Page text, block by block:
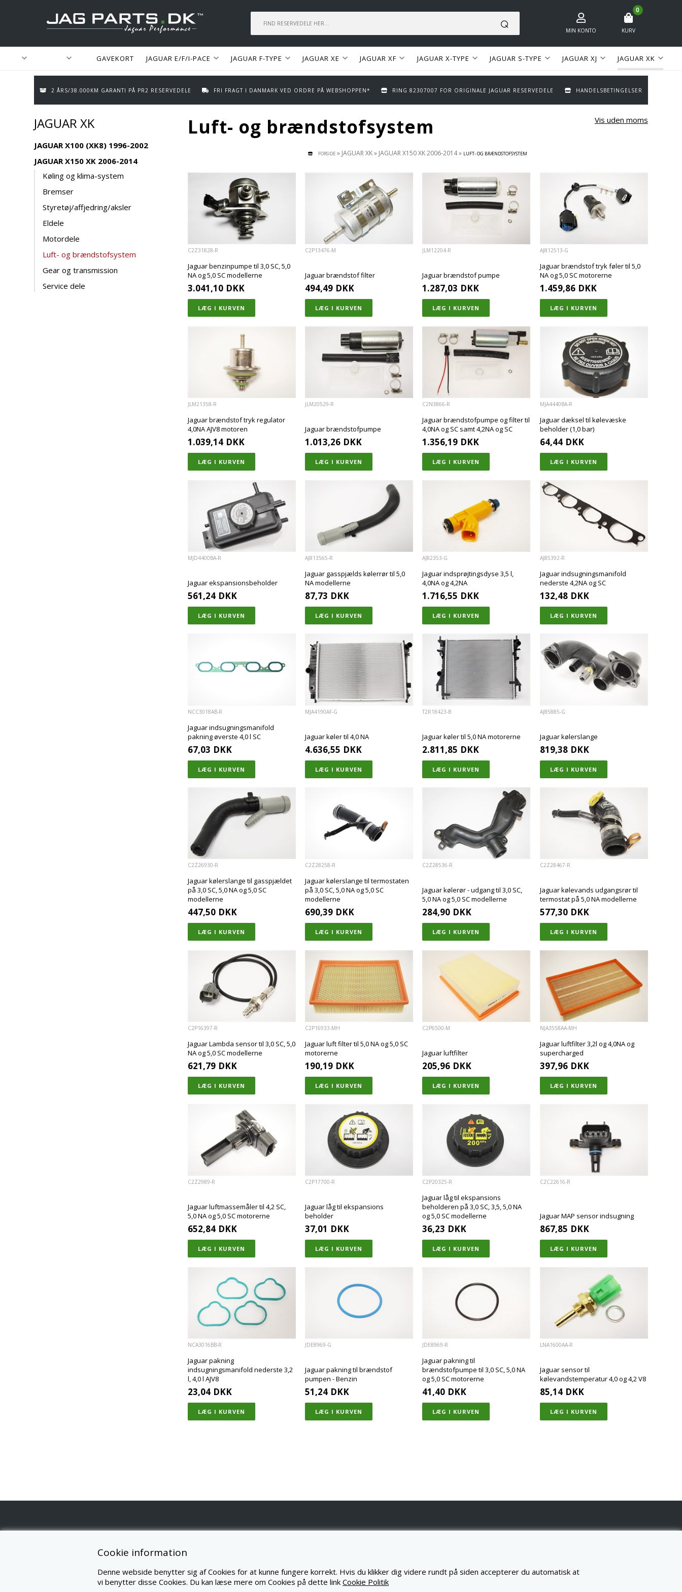
Cookie information
Denne webside benytter sig af Cookies for at kunne fungere korrekt. Hvis du klikker dig videre rundt på siden accepterer du automatisk at
vi benytter disse Cookies. Du kan læse mere om Cookies på dette link Cookie Politik
MIN KONTO
0
KURV
GAVEKORT JAGUAR E/F/I-PACE JAGUAR F-TYPE JAGUAR XE JAGUAR XF JAGUAR X-TYPE JAGUAR S-TYPE JAGUAR XJ JAGUAR XK
2 ÅRS/38.000KM GARANTI PÅ PR2 RESERVEDELE FRI FRAGT I DANMARK VED ORDRE PÅ WEBSHOPPEN* RING 82307007 FOR ORIGINALE JAGUAR RESERVEDELE HANDELSBETINGELSER
JAGUAR XK
JAGUAR X100 (XK8) 1996-2002
JAGUAR X150 XK 2006-2014
Køling og klima-system
Bremser
Styretøj/affjedring/aksler
Eldele
Motordele
Luft- og brændstofsystem
Gear og transmission
Service dele
Luft- og brændstofsystem
FORSIDE » JAGUAR XK» JAGUAR X150 XK 2006-2014» LUFT- OG BRÆNDSTOFSYSTEM
Vis uden moms
C2Z31828-R
Jaguar benzinpumpe til 3,0 SC, 5,0
NA og 5,0 SC modellerne
3.041,10 DKK
C2P13476-M
Jaguar brændstof filter
494,49 DKK
JLM12204-R
Jaguar brændstof pumpe
1.287,03 DKK
AJ812513-G
Jaguar brændstof tryk føler til 5,0
NA og 5,0 SC motorerne
1.459,86 DKK
JLM21358-R
Jaguar brændstof tryk regulator
4,0NA AJV8 motoren
1.039,14 DKK
JLM20529-R
Jaguar brændstofpumpe
1.013,26 DKK
C2N3866-R
Jaguar brændstofpumpe og filter til
4,0NA og SC samt 4,2NA og SC
1.356,19 DKK
MJA4440BA-R
Jaguar dæksel til kølevæske
beholder (1,0 bar)
64,44 DKK
MJD4400BA-R
Jaguar ekspansionsbeholder
561,24 DKK
AJ813565-R
Jaguar gasspjælds kølerrør til 5,0
NA modellerne
87,73 DKK
AJ82353-G
Jaguar indsprøjtingsdyse 3,5 l,
4,0NA og 4,2NA
1.716,55 DKK
AJ85392-R
Jaguar indsugningsmanifold
nederste 4,2NA og SC
132,48 DKK
NCC3018AB-R
Jaguar indsugningsmanifold
pakning øverste 4,0 l SC
67,03 DKK
MJA4190AF-G
Jaguar køler til 4,0 NA
4.636,55 DKK
T2R18423-B
Jaguar køler til 5,0 NA motorerne
2.811,85 DKK
AJ85885-G
Jaguar kølerslange
819,38 DKK
C2Z26930-R
Jaguar kølerslange til gasspjældet
på 3,0 SC, 5,0 NA og 5,0 SC
modellerne
447,50 DKK
C2Z28258-R
Jaguar kølerslange til termostaten
på 3,0 SC, 5,0 NA og 5,0 SC
modellerne
690,39 DKK
C2Z28536-R
Jaguar kølerør - udgang til 3,0 SC,
5,0 NA og 5,0 SC modellerne
284,90 DKK
C2Z28467-R
Jaguar kølevands udgangsrør til
termostat på 5,0 NA modellerne
577,30 DKK
C2P16397-R
Jaguar Lambda sensor til 3,0 SC, 5,0
NA og 5,0 SC modellerne
621,79 DKK
C2P16933-MH
Jaguar luft filter til 5,0 NA og 5,0 SC
motorerne
190,19 DKK
C2P6500-M
Jaguar luftfilter
205,96 DKK
NJA3558AA-MH
Jaguar luftfilter 3,2l og 4,0NA og
supercharged
397,96 DKK
C2Z2989-R
Jaguar luftmassemåler til 4,2 SC,
5,0 NA og 5,0 SC motorerne
652,84 DKK
C2P17700-R
Jaguar låg til ekspansions
beholder
37,01 DKK
C2P20325-R
Jaguar låg til ekspansions
beholderen på 3,0 SC, 3,5, 5,0 NA
og 5,0 SC modellerne
36,23 DKK
C2C22616-R
Jaguar MAP sensor indsugning
867,85 DKK
NCA3016BB-R
Jaguar pakning
indsugningsmanifold nederste 3,2
l, 4,0 l AJV8
23,04 DKK
JDE8969-G
Jaguar pakning til brændstof
pumpen - Benzin
51,24 DKK
JDE8969-R
Jaguar pakning til
brændstofpumpe til 3,0 SC, 5,0 NA
og 5,0 SC motorerne
41,40 DKK
LNA1600AA-R
Jaguar sensor til
kølevandstemperatur 4,0 og 4,2 V8
85,14 DKK
NØRSKOVVEJ 1A
8660 SKANDERBORG
WWW.JAGPARTS.DK